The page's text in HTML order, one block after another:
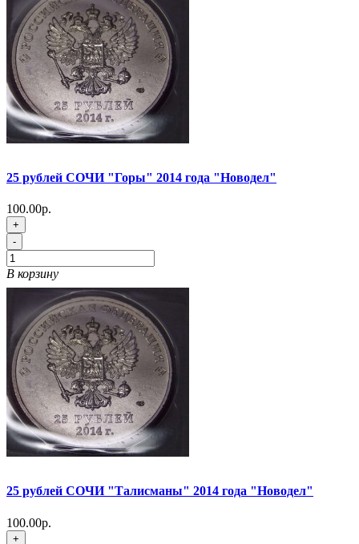
25 рублей СОЧИ "Горы" 2014 года "Новодел"
100.00р.
+
-
В корзину
25 рублей СОЧИ "Талисманы" 2014 года "Новодел"
100.00р.
+